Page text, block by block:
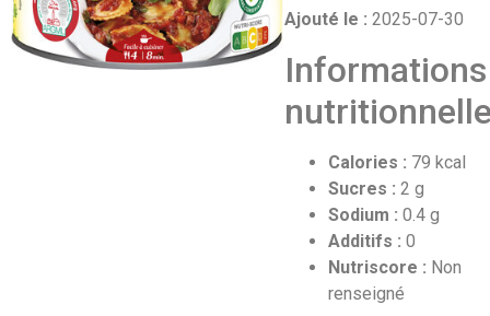
Ajouté le : 2025-07-30
Informations
Calories : 79 kcal
Sucres : 2 g
Sodium : 0.4 g
Additifs : 0
Nutriscore : Non
renseigné